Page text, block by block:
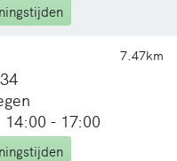
7.47km
- 17:00